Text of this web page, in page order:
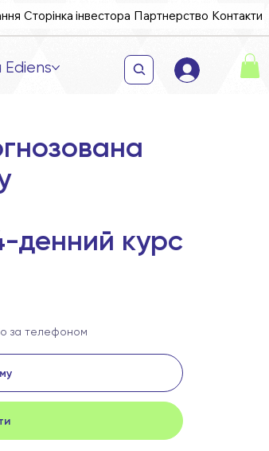
Сторінка інвестора Партнерство Контакти
Ediens
денний курс
за телефоном